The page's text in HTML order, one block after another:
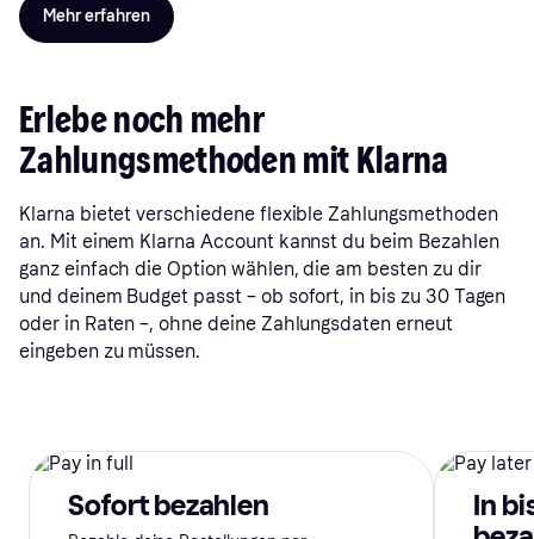
Mehr erfahren
Erlebe noch mehr
Zahlungsmethoden mit Klarna
Klarna bietet verschiedene flexible Zahlungsmethoden
an. Mit einem Klarna Account kannst du beim Bezahlen
ganz einfach die Option wählen, die am besten zu dir
und deinem Budget passt – ob sofort, in bis zu 30 Tagen
oder in Raten –, ohne deine Zahlungsdaten erneut
eingeben zu müssen.
Sofort bezahlen
In